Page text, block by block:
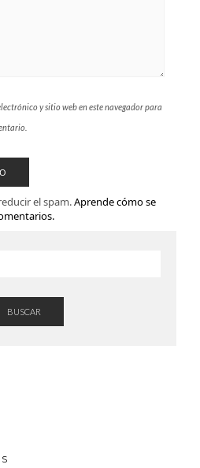
y sitio web en este navegador para
el spam.Aprende cómo se
BUSCAR